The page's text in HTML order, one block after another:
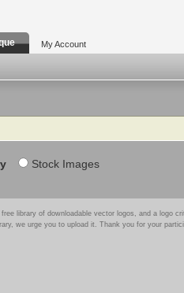
My Account
Stock Images
library of downloadable vector logos, and a logo
we urge you to upload it. Thank you for your